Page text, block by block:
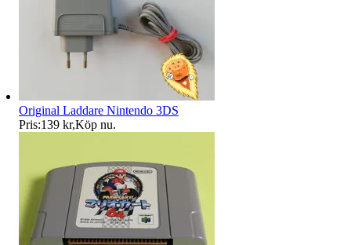
Original Laddare Nintendo 3DS
Pris:139 kr,Köp nu.